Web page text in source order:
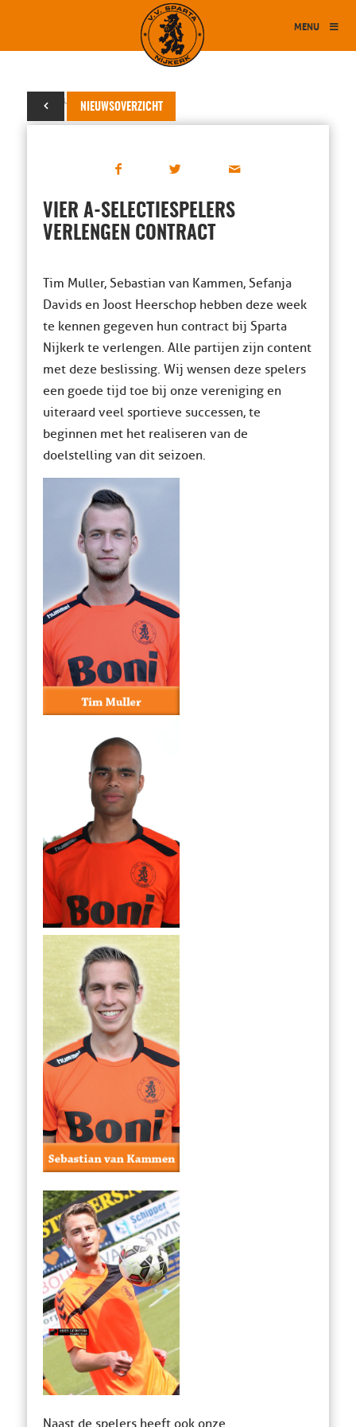
MENU
NIEUWSOVERZICHT
11 februari 2014
VIER A-SELECTIESPELERS
VERLENGEN CONTRACT
Tim Muller, Sebastian van Kammen, Sefanja
Davids en Joost Heerschop hebben deze week
te kennen gegeven hun contract bij Sparta
Nijkerk te verlengen. Alle partijen zijn content
met deze beslissing. Wij wensen deze spelers
een goede tijd toe bij onze vereniging en
uiteraard veel sportieve successen, te
beginnen met het realiseren van de
doelstelling van dit seizoen.
Naast de spelers heeft ook onze